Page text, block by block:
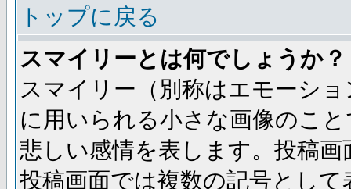
トップに戻る
スマイリーとは何でしょうか？
スマイリー（別称はエモーシ
に用いられる小さな画像のこ
悲しい感情を表します。投稿
投稿画面では複数の記号とし